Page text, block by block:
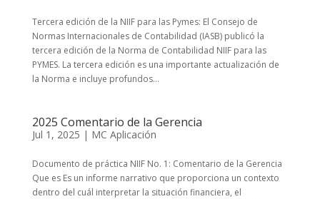
Tercera edición de la NIIF para las Pymes: El Consejo de
Normas Internacionales de Contabilidad (IASB) publicó la
tercera edición de la Norma de Contabilidad NIIF para las
PYMES. La tercera edición es una importante actualización de
la Norma e incluye profundos...
2025 Comentario de la Gerencia
Jul 1, 2025 | MC Aplicación
Documento de práctica NIIF No. 1: Comentario de la Gerencia
Que es Es un informe narrativo que proporciona un contexto
dentro del cuál interpretar la situación financiera, el